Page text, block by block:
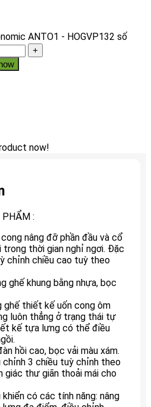
ANTO1 - HOGVP132 số
now!
:
nâng đỡ phần đầu và cổ
thời gian nghỉ ngơi. Đặc
chỉnh chiều cao tuỳ theo
ghế khung bằng nhựa, bọc
thiết kế uốn cong ôm
luôn thẳng ở trạng thái tự
kế tựa lưng có thể điều
hồi cao, bọc vải màu xám.
chỉnh 3 chiều tuỳ chỉnh theo
giác thư giãn thoải mái cho
có các tính năng: nâng